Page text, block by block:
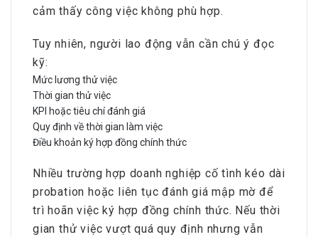
cảm thấy công việc không phù hợp.
Tuy nhiên, người lao động vẫn cần chú ý đọc
kỹ:
Mức lương thử việc
Thời gian thử việc
KPI hoặc tiêu chí đánh giá
Quy định về thời gian làm việc
Điều khoản ký hợp đồng chính thức
Nhiều trường hợp doanh nghiệp cố tình kéo dài
probation hoặc liên tục đánh giá mập mờ để
trì hoãn việc ký hợp đồng chính thức. Nếu thời
gian thử việc vượt quá quy định nhưng vẫn